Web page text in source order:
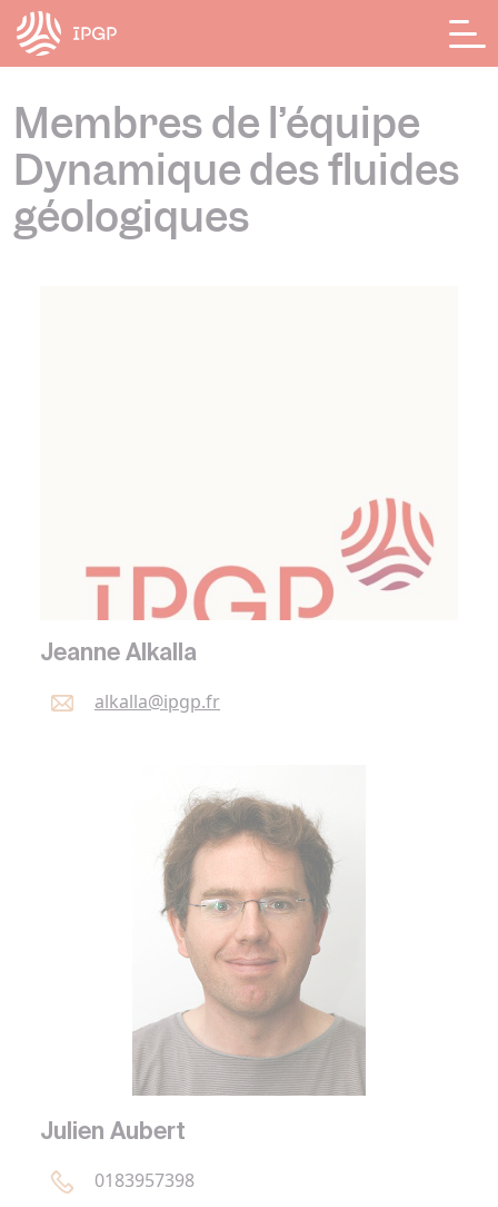
Membres de l’équipe
Dynamique des fluides
géologiques
Jeanne Alkalla
alkalla@ipgp.fr
Julien Aubert
0183957398
Panneau de gestion des cookies